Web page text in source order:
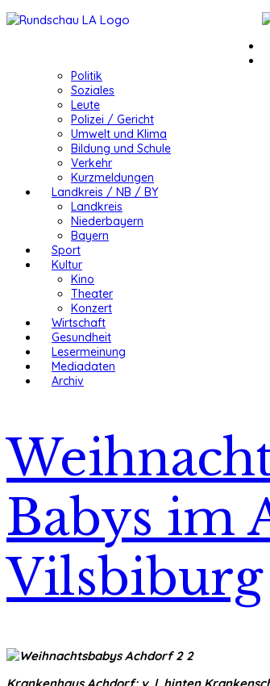
Politik
Soziales
Leute
Polizei / Gericht
Umwelt und Klima
Bildung und Schule
Verkehr
Kurzmeldungen
Landkreis / NB / BY
Landkreis
Niederbayern
Bayern
Sport
Kultur
Kino
Theater
Konzert
Wirtschaft
Gesundheit
Lesermeinung
Mediadaten
Archiv
Babys im
Vilsbiburg
Krankenhaus Achdorf: v. l. hinten